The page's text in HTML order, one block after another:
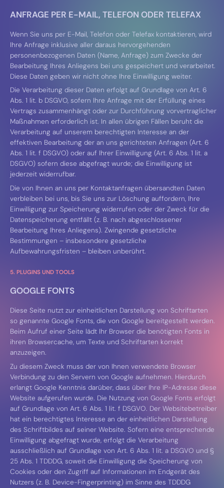
ANFRAGE PER E-MAIL, TELEFON ODER TELEFAX
Wenn Sie uns per E-Mail, Telefon oder Telefax kontaktieren, wird
Ihre Anfrage inklusive aller daraus hervorgehenden
personenbezogenen Daten (Name, Anfrage) zum Zwecke der
Bearbeitung Ihres Anliegens bei uns gespeichert und verarbeitet.
Diese Daten geben wir nicht ohne Ihre Einwilligung weiter.
Die Verarbeitung dieser Daten erfolgt auf Grundlage von Art. 6
Abs. 1 lit. b DSGVO, sofern Ihre Anfrage mit der Erfüllung eines
Vertrags zusammenhängt oder zur Durchführung vorvertraglicher
Maßnahmen erforderlich ist. In allen übrigen Fällen beruht die
Verarbeitung auf unserem berechtigten Interesse an der
effektiven Bearbeitung der an uns gerichteten Anfragen (Art. 6
Abs. 1 lit. f DSGVO) oder auf Ihrer Einwilligung (Art. 6 Abs. 1 lit. a
DSGVO) sofern diese abgefragt wurde; die Einwilligung ist
jederzeit widerrufbar.
Die von Ihnen an uns per Kontaktanfragen übersandten Daten
verbleiben bei uns, bis Sie uns zur Löschung auffordern, Ihre
Einwilligung zur Speicherung widerrufen oder der Zweck für die
Datenspeicherung entfällt (z. B. nach abgeschlossener
Bearbeitung Ihres Anliegens). Zwingende gesetzliche
Bestimmungen – insbesondere gesetzliche
Aufbewahrungsfristen – bleiben unberührt.
5. PLUGINS UND TOOLS
GOOGLE FONTS
Diese Seite nutzt zur einheitlichen Darstellung von Schriftarten
so genannte Google Fonts, die von Google bereitgestellt werden.
Beim Aufruf einer Seite lädt Ihr Browser die benötigten Fonts in
ihren Browsercache, um Texte und Schriftarten korrekt
anzuzeigen.
Zu diesem Zweck muss der von Ihnen verwendete Browser
Verbindung zu den Servern von Google aufnehmen. Hierdurch
erlangt Google Kenntnis darüber, dass über Ihre IP-Adresse diese
Website aufgerufen wurde. Die Nutzung von Google Fonts erfolgt
auf Grundlage von Art. 6 Abs. 1 lit. f DSGVO. Der Websitebetreiber
hat ein berechtigtes Interesse an der einheitlichen Darstellung
des Schriftbildes auf seiner Website. Sofern eine entsprechende
Einwilligung abgefragt wurde, erfolgt die Verarbeitung
ausschließlich auf Grundlage von Art. 6 Abs. 1 lit. a DSGVO und §
25 Abs. 1 TDDDG, soweit die Einwilligung die Speicherung von
Cookies oder den Zugriff auf Informationen im Endgerät des
Nutzers (z. B. Device-Fingerprinting) im Sinne des TDDDG